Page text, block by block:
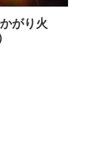
がり火